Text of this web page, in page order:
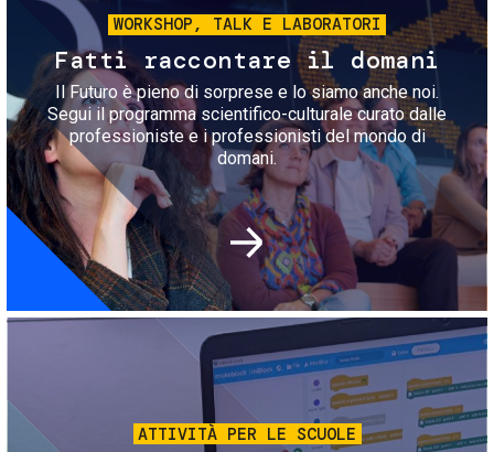
WORKSHOP, TALK E LABORATORI
Fatti raccontare il domani
Il Futuro è pieno di sorprese e lo siamo anche noi.
Segui il programma scientifico-culturale curato dalle
professioniste e i professionisti del mondo di
domani.
Immagine
ATTIVITÀ PER LE SCUOLE